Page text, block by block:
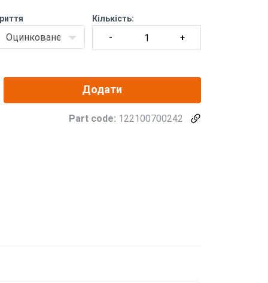
Оцинковане
Кількість:
Додати
Part code: 122100700242